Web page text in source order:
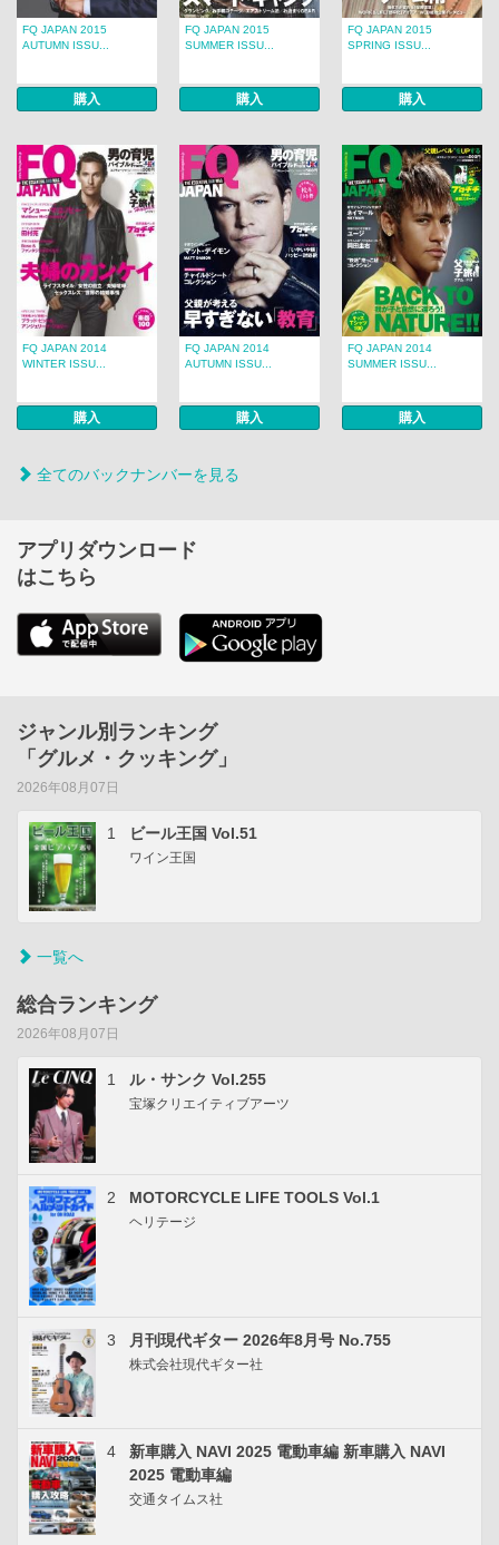
FQ JAPAN 2015
AUTUMN ISSU...
購入
FQ JAPAN 2015
SUMMER ISSU...
購入
FQ JAPAN 2015
SPRING ISSU...
購入
FQ JAPAN 2014
WINTER ISSU...
購入
FQ JAPAN 2014
AUTUMN ISSU...
購入
FQ JAPAN 2014
SUMMER ISSU...
購入
全てのバックナンバーを見る
アプリダウンロード
はこちら
ジャンル別ランキング
「グルメ・クッキング」
2026年08月07日
1 ビール王国 Vol.51
ワイン王国
一覧へ
総合ランキング
2026年08月07日
1 ル・サンク Vol.255
宝塚クリエイティブアーツ
2 MOTORCYCLE LIFE TOOLS Vol.1
ヘリテージ
3 月刊現代ギター 2026年8月号 No.755
株式会社現代ギター社
4
新車購入 NAVI 2025 電動車編 新車購入 NAVI
2025 電動車編
交通タイムス社